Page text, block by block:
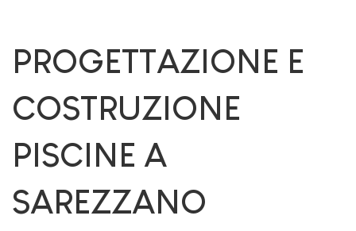
PROGETTAZIONE E
COSTRUZIONE
PISCINE A
SAREZZANO